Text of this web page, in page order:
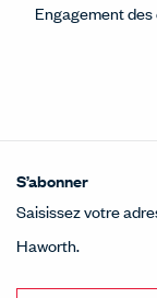
Engagement
S’abonner
Saisissez votre
Haworth.